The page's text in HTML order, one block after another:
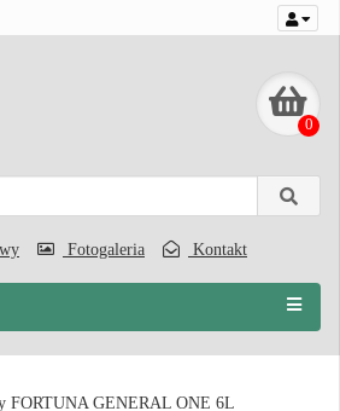
0
Fotogaleria Kontakt
FORTUNA GENERAL ONE 6L